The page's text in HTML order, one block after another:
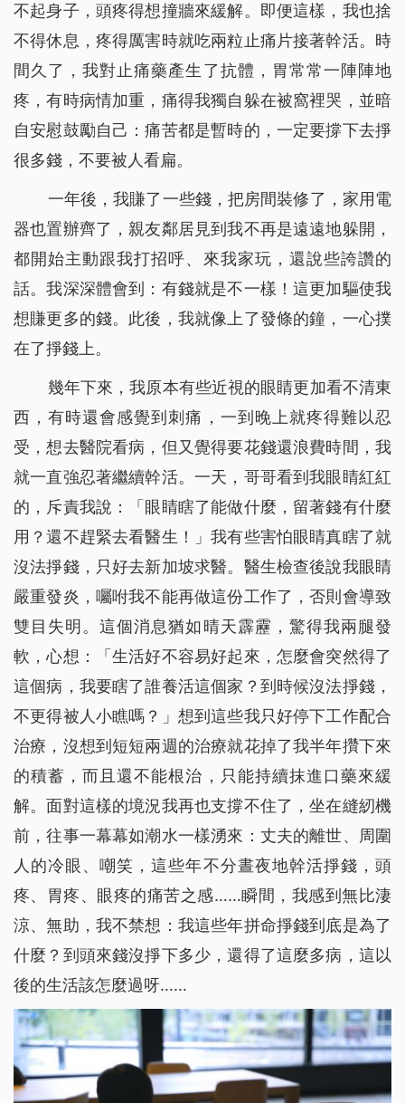
不起身子，頭疼得想撞牆來緩解。即便這樣，我也捨
不得休息，疼得厲害時就吃兩粒止痛片接著幹活。時
間久了，我對止痛藥產生了抗體，胃常常一陣陣地
疼，有時病情加重，痛得我獨自躲在被窩裡哭，並暗
自安慰鼓勵自己：痛苦都是暫時的，一定要撐下去掙
很多錢，不要被人看扁。
一年後，我賺了一些錢，把房間裝修了，家用電
器也置辦齊了，親友鄰居見到我不再是遠遠地躲開，
都開始主動跟我打招呼、來我家玩，還說些誇讚的
話。我深深體會到：有錢就是不一樣！這更加驅使我
想賺更多的錢。此後，我就像上了發條的鐘，一心撲
在了掙錢上。
幾年下來，我原本有些近視的眼睛更加看不清東
西，有時還會感覺到刺痛，一到晚上就疼得難以忍
受，想去醫院看病，但又覺得要花錢還浪費時間，我
就一直強忍著繼續幹活。一天，哥哥看到我眼睛紅紅
的，斥責我說：「眼睛瞎了能做什麼，留著錢有什麼
用？還不趕緊去看醫生！」我有些害怕眼睛真瞎了就
沒法掙錢，只好去新加坡求醫。醫生檢查後說我眼睛
嚴重發炎，囑咐我不能再做這份工作了，否則會導致
雙目失明。這個消息猶如晴天霹靂，驚得我兩腿發
軟，心想：「生活好不容易好起來，怎麼會突然得了
這個病，我要瞎了誰養活這個家？到時候沒法掙錢，
不更得被人小瞧嗎？」想到這些我只好停下工作配合
治療，沒想到短短兩週的治療就花掉了我半年攢下來
的積蓄，而且還不能根治，只能持續抹進口藥來緩
解。面對這樣的境況我再也支撐不住了，坐在縫紉機
前，往事一幕幕如潮水一樣湧來：丈夫的離世、周圍
人的冷眼、嘲笑，這些年不分晝夜地幹活掙錢，頭
疼、胃疼、眼疼的痛苦之感……瞬間，我感到無比淒
涼、無助，我不禁想：我這些年拼命掙錢到底是為了
什麼？到頭來錢沒掙下多少，還得了這麼多病，這以
後的生活該怎麼過呀……